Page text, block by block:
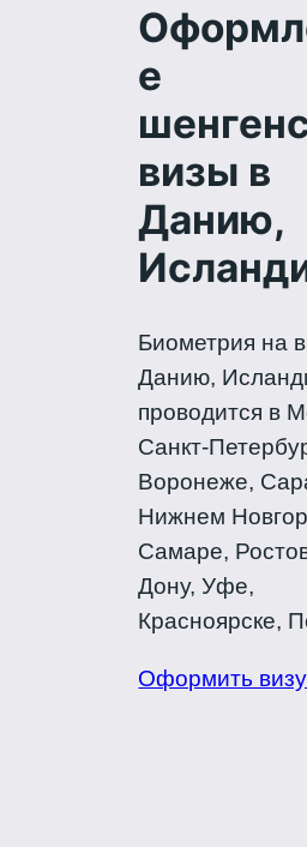
е
визы в
Данию,
Биометрия на
Данию,
проводится в
Санкт-
Воронеже,
Нижнем
Самаре,
Дону, Уфе,
Красноярске,
Оформить визу